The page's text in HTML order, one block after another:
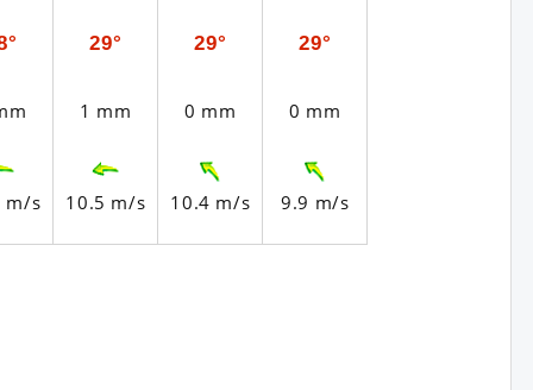
m/s
29°
1 mm
10.5 m/s
29°
0 mm
10.4 m/s
29°
0 mm
9.9 m/s